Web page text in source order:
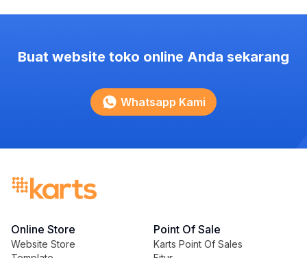
Buat website toko online Anda sekarang
Whatsapp Kami
Online Store
Website Store
Point Of Sale
Karts Point Of Sales